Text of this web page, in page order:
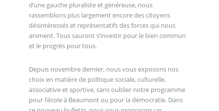
d’une gauche pluraliste et généreuse, nous
rassemblons plus largement encore des citoyens
désintéressés et représentatifs des forces qui nous
animent. Tous sauront s’investir pour le bien commun
et le progrès pour tous.
Depuis novembre dernier, nous vous exposons nos
choix en matière de politique sociale, culturelle,
associative et sportive, sans oublier notre programme
pour l’école à Beaumont ou pour la démocratie. Dans